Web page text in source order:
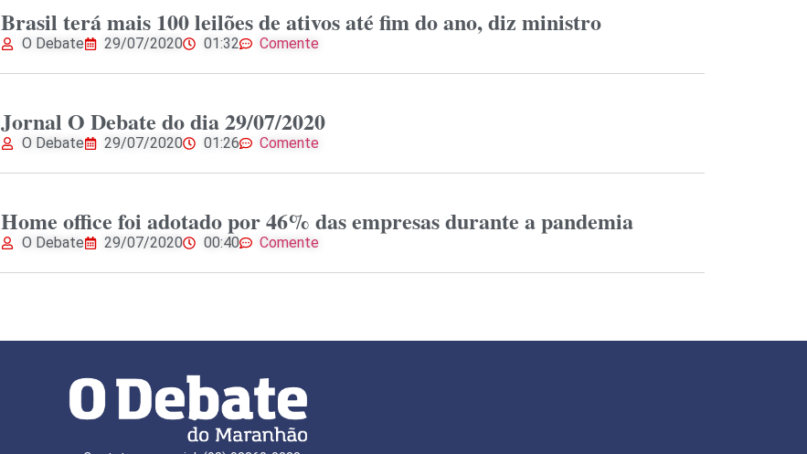
Brasil terá mais 100 leilões de ativos até fim do ano, diz ministro
O Debate 29/07/2020 01:32 Comente
Jornal O Debate do dia 29/07/2020
O Debate 29/07/2020 01:26 Comente
Home office foi adotado por 46% das empresas durante a pandemia
O Debate 29/07/2020 00:40 Comente